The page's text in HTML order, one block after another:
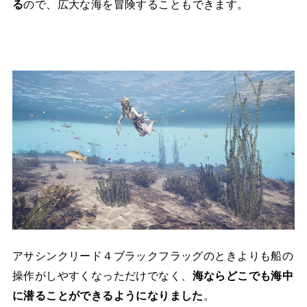
るので、広大な海を冒険することもできます。
アサシンクリード４ブラックフラッグのときよりも船の
操作がしやすくなっただけでなく、 海ならどこでも海中
に潜ることができるようになりました 。